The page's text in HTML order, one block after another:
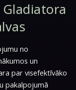
no
un
par visefektīvāko
pakalpojumā